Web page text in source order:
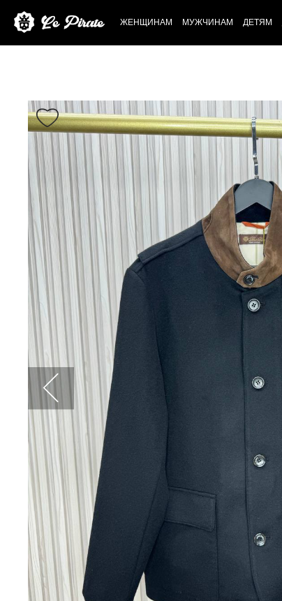
ЖЕНЩИНАМ МУЖЧИНАМ ДЕТЯМ